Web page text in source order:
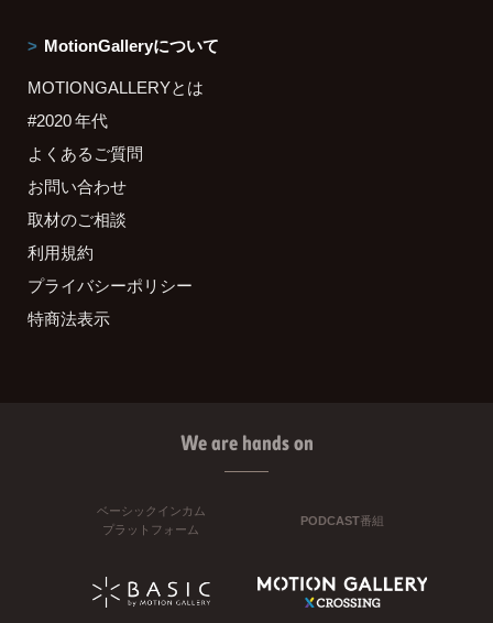
MotionGalleryについて
MOTIONGALLERYとは
#2020 年代
よくあるご質問
お問い合わせ
取材のご相談
利用規約
プライバシーポリシー
特商法表示
We are hands on
ベーシックインカム
プラットフォーム
PODCAST番組